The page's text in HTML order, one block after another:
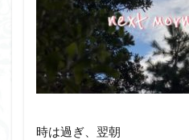
時は過ぎ、翌朝